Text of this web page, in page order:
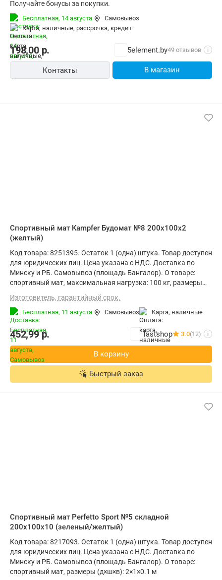
Получайте бонусы за покупки.
Бесплатная, 14 августа
Самовывоз
карта, наличные, рассрочка, кредит
198,00р. 5element.by49 отзывов i
Контакты В магазин
Cпортивный мат Kampfer Будомат №8 200x100x2
(желтый)
Код товара: 8251395. Остаток 1 (одна) штука. Товар доступен
для юридических лиц. Цена указана с НДС. Доставка по
Минску и РБ. Самовывоз (площадь Бангалор). О товаре:
cпортивный мат, максимальная нагрузка: 100 кг, размеры
Изготовитель, гарантийный срок.
Бесплатная, 11 августа Самовывоз карта, наличные
452,99р. fastshop 3.0(12) i
В корзину
Быстрый заказ
Cпортивный мат Perfetto Sport №5 складной
200x100x10 (зеленый/желтый)
Код товара: 8217093. Остаток 1 (одна) штука. Товар доступен
для юридических лиц. Цена указана с НДС. Доставка по
Минску и РБ. Самовывоз (площадь Бангалор). О товаре:
cпортивный мат, размеры (д×ш×в): 2×1×0.1 м